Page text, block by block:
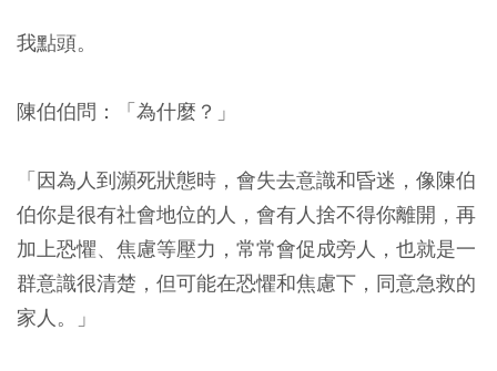
我點頭。
陳伯伯問：「為什麼？」
「因為人到瀕死狀態時，會失去意識和昏迷，像陳伯
伯你是很有社會地位的人，會有人捨不得你離開，再
加上恐懼、焦慮等壓力，常常會促成旁人，也就是一
群意識很清楚，但可能在恐懼和焦慮下，同意急救的
家人。」